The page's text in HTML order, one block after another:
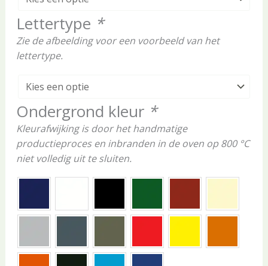
Lettertype *
Zie de afbeelding voor een voorbeeld van het
lettertype.
Ondergrond kleur *
Kleurafwijking is door het handmatige
productieproces en inbranden in de oven op 800 °C
niet volledig uit te sluiten.